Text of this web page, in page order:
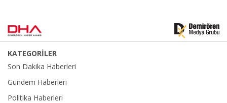
KATEGORİLER
Son Dakika Haberleri
Gündem Haberleri
Politika Haberleri